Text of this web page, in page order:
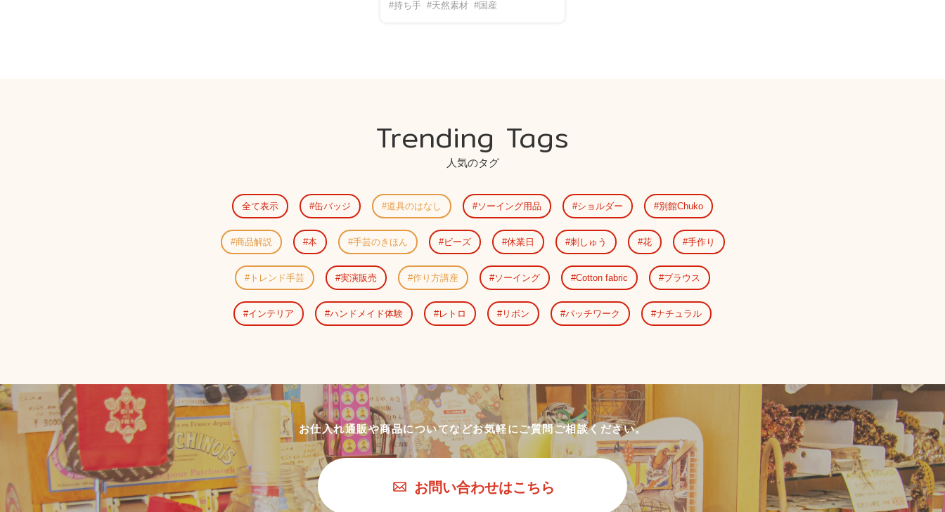
#持ち手 #天然素材 #国産
Trending Tags
人気のタグ
全て表示 缶バッジ 道具のはなし ソーイング用品 ショルダー 別館Chuko
商品解説 本 手芸のきほん ビーズ 休業日 刺しゅう 花 手作り
トレンド手芸 実演販売 作り方講座 ソーイング Cotton fabric ブラウス
インテリア ハンドメイド体験 レトロ リボン パッチワーク ナチュラル
お仕入れ通販や商品についてなどお気軽にご質問ご相談ください。
お問い合わせはこちら